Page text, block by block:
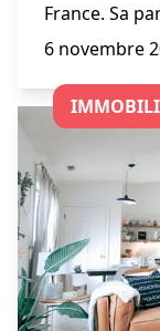
France. Sa
digitale. La
tout
6 novembre